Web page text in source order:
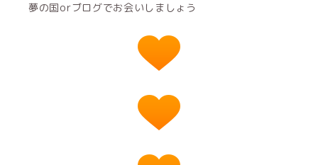
夢の国orブログでお会いしましょう